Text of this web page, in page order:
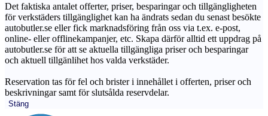
Det faktiska antalet offerter, priser, besparingar och tillgängligheten
för verkstäders tillgänglighet kan ha ändrats sedan du senast besökte
autobutler.se eller fick marknadsföring från oss via t.ex. e-post,
online- eller offlinekampanjer, etc. Skapa därför alltid ett uppdrag på
autobutler.se för att se aktuella tillgängliga priser och besparingar
och aktuell tillgänlihet hos valda verkstäder.
Reservation tas för fel och brister i innehållet i offerten, priser och
beskrivningar samt för slutsålda reservdelar.
Stäng